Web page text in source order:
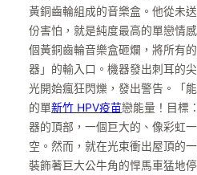
黃銅齒輪組成的音樂盒。他從未
份害怕，就是純度最高的單戀情
個黃銅齒輪音樂盒砸爛，將所有
器」的輸入口。機器發出刺耳的
光開始瘋狂閃爍，發出警告。「
的單新竹 HPV疫苗戀能量！目標
器的頂部，一個巨大的、像彩虹
空。然而，就在光束衝出屋頂的
裝飾著巨大公牛角的悍馬車猛地